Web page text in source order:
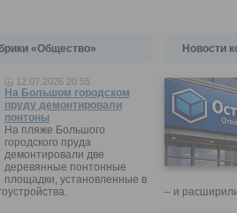
«Общество»
12.07.2026 20:55
На Большом городском
пруду демонтировали
понтоны
На пляже Большого
городского пруда
демонтировали две
деревянные понтонные
площадки, установленные в
Новости
– и